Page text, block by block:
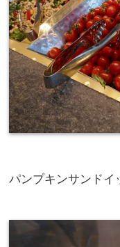
パンプキンサンドイ